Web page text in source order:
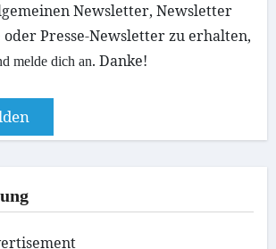
Newsletter, Newsletter
Presse-Newsletter zu erhalten,
melde dich an. Danke!